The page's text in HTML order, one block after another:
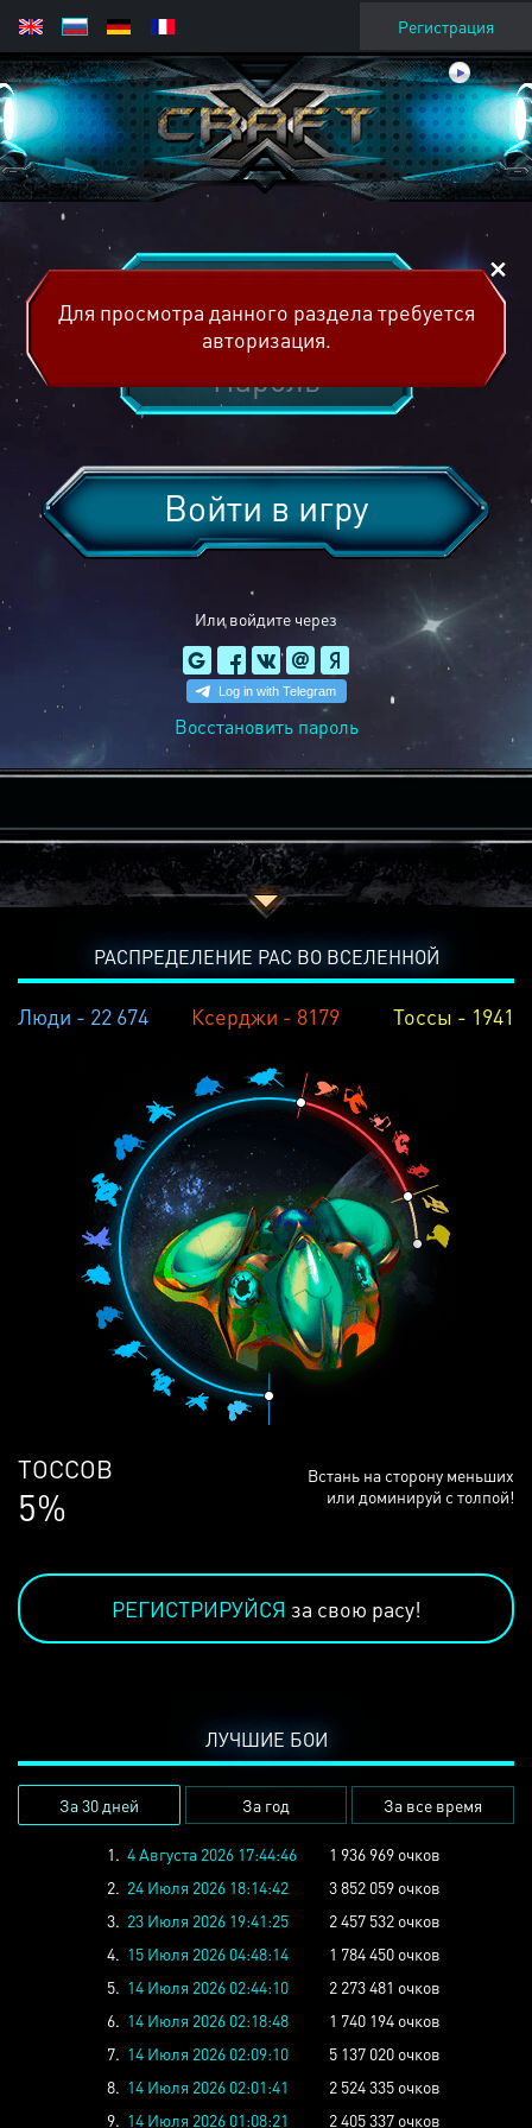
Регистрация
Или войдите через
Войти в игру
Восстановить пароль
Для просмотра данного раздела требуется
авторизация.
РАСПРЕДЕЛЕНИЕ РАС ВО ВСЕЛЕННОЙ
Люди - 22 674 Ксерджи - 8179 Тоссы - 1941
ЛЮДЕЙ
69%
Встань на сторону меньших
или доминируй с толпой!
РЕГИСТРИРУЙСЯ за свою расу!
ЛУЧШИЕ БОИ
За 30 дней За год За все время
1. 4 Августа 2026 17:44:46
1 936 969 очков
2. 24 Июля 2026 18:14:42
3 852 059 очков
3. 23 Июля 2026 19:41:25
2 457 532 очков
4. 15 Июля 2026 04:48:14
1 784 450 очков
5. 14 Июля 2026 02:44:10
2 273 481 очков
6. 14 Июля 2026 02:18:48
1 740 194 очков
7. 14 Июля 2026 02:09:10
5 137 020 очков
8. 14 Июля 2026 02:01:41
2 524 335 очков
9. 14 Июля 2026 01:08:21 2 405 337 очков